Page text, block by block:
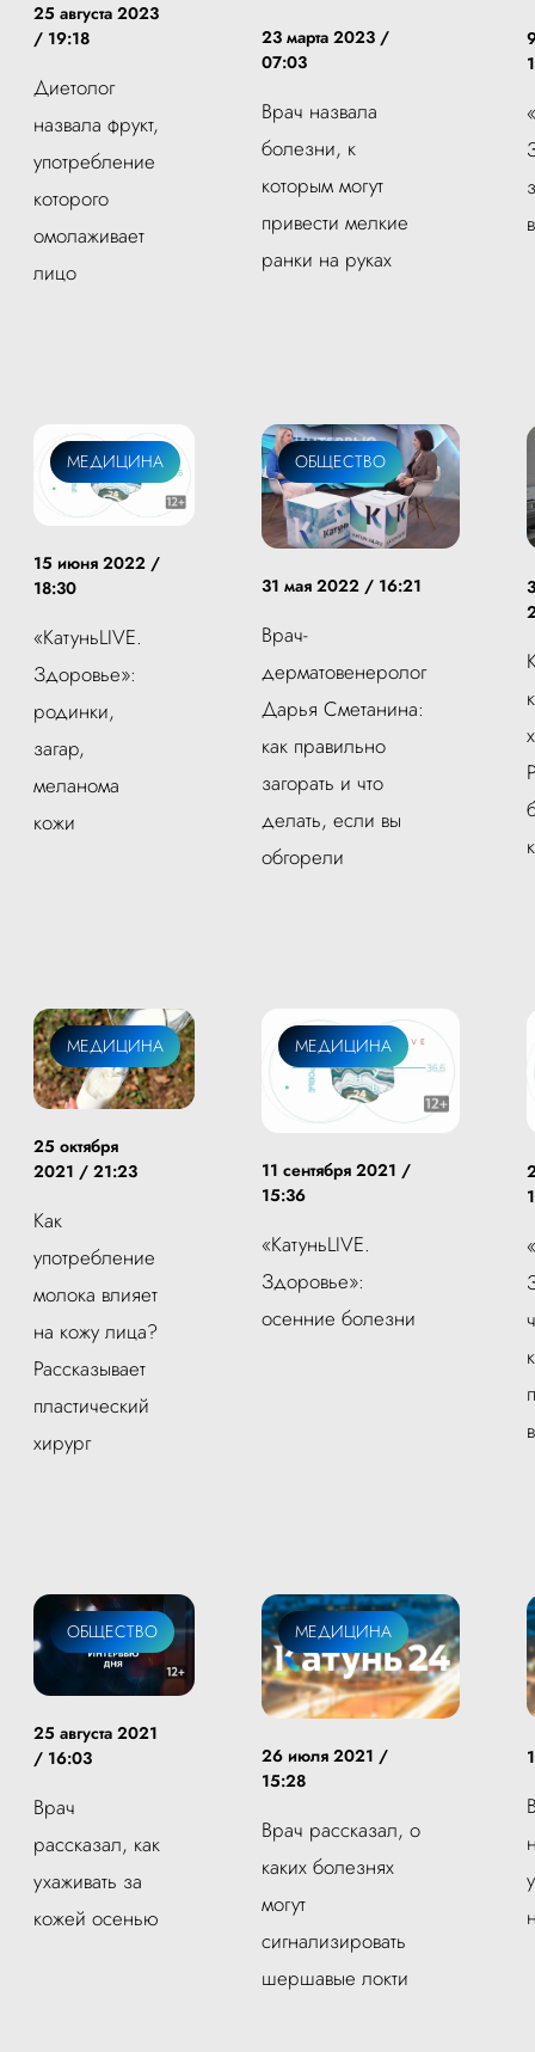
25 августа 2023
/ 19:18
Диетолог
назвала фрукт,
употребление
которого
омолаживает
лицо
23 марта 2023 /
07:03
Врач назвала
болезни, к
которым могут
привести мелкие
ранки на руках
МЕДИЦИНА
15 июня 2022 /
18:30
«КатуньLIVE.
Здоровье»:
родинки,
загар,
меланома
кожи
ОБЩЕСТВО
31 мая 2022 / 16:21
Врач-
дерматовенеролог
Дарья Сметанина:
как правильно
загорать и что
делать, если вы
обгорели
МЕДИЦИНА
25 октября
2021 / 21:23
Как
употребление
молока влияет
на кожу лица?
Рассказывает
пластический
хирург
МЕДИЦИНА
11 сентября 2021 /
15:36
«КатуньLIVE.
Здоровье»:
осенние болезни
ОБЩЕСТВО
25 августа 2021
/ 16:03
Врач
рассказал, как
ухаживать за
кожей осенью
МЕДИЦИНА
26 июля 2021 /
15:28
Врач рассказал, о
каких болезнях
могут
сигнализировать
шершавые локти